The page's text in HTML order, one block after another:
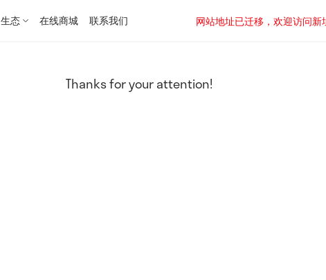
生态 在线商城 联系我们
网站地址已迁移，欢迎访问
Thanks for your attention!